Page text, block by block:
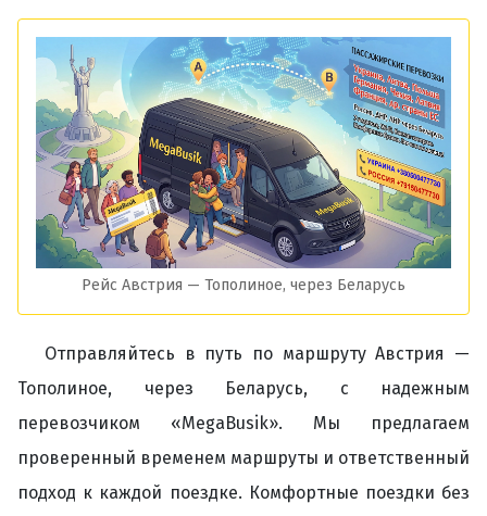
Рейс Австрия — Тополиное, через Беларусь
Отправляйтесь в путь по маршруту Австрия —
Тополиное, через Беларусь, с надежным
перевозчиком «MegaBusik». Мы предлагаем
проверенный временем маршруты и ответственный
подход к каждой поездке. Комфортные поездки без